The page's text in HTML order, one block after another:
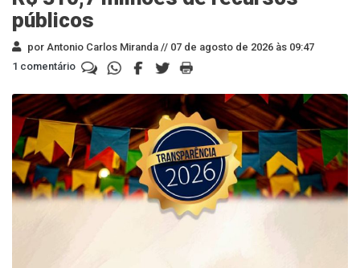
públicos
por Antonio Carlos Miranda // 07 de agosto de 2026 às 09:47
1 comentário